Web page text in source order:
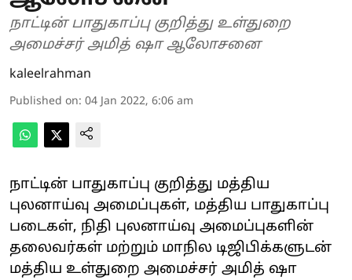
நாட்டின் பாதுகாப்பு குறித்து உள்துறை
அமைச்சர் அமித் ஷா ஆலோசனை
kaleelrahman
Published on: 04 Jan 2022, 6:06 am
நாட்டின் பாதுகாப்பு குறித்து மத்திய
புலனாய்வு அமைப்புகள், மத்திய பாதுகாப்பு
படைகள், நிதி புலனாய்வு அமைப்புகளின்
தலைவர்கள் மற்றும் மாநில டிஜிபிக்களுடன்
மத்திய உள்துறை அமைச்சர் அமித் ஷா